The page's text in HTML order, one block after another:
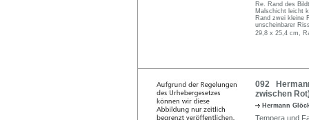
Re. Rand des
Malschicht leicht
Rand zwei kleine
unscheinbarer
29,8 x 25,4 cm,
092
zwischen
Hermann
Tempera und